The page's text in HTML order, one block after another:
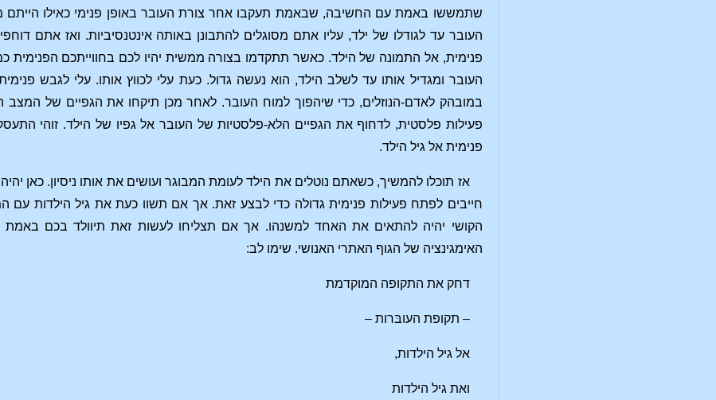
שתמששו באמת עם החשיבה, שבאמת תעקבו אחר צורת העובר באופן פנימי כאילו
העובר עד לגודלו של ילד, עליו אתם מסוגלים להתבונן באותה אינטנסיביות. ואז אתם
פנימית, אל התמונה של הילד. כאשר תתקדמו בצורה ממשית יהיו לכם בחווייתכם הפנימית
העובר ומגדיל אותו עד לשלב הילד, הוא נעשה גדול. כעת עלי לכווץ אותו. עלי לגבש
במובהק לאדם-הנוזלים, כדי שיהפוך למוח העובר. לאחר מכן תיקחו את הגפיים של המצב
פעילות פלסטית, לדחוף את הגפיים הלא-פלסטיות של העובר אל גפיו של הילד. זוהי
פנימית אל גיל הילד.
אז תוכלו להמשיך, כשאתם נוטלים את הילד לעומת המבוגר ועושים את אותו ניסיון. כאן
חייבים לפתח פעילות פנימית גדולה כדי לבצע זאת. אך אם תשוו כעת את גיל הילדות
הקושי יהיה להתאים את האחד למשנהו. אך אם תצליחו לעשות זאת תיוולד בכם באמת
האימגינציה של הגוף האתרי האנושי. שימו לב:
דחק את התקופה המוקדמת
– תקופת העובּרות –
אל גיל הילדות,
ואת גיל הילדות